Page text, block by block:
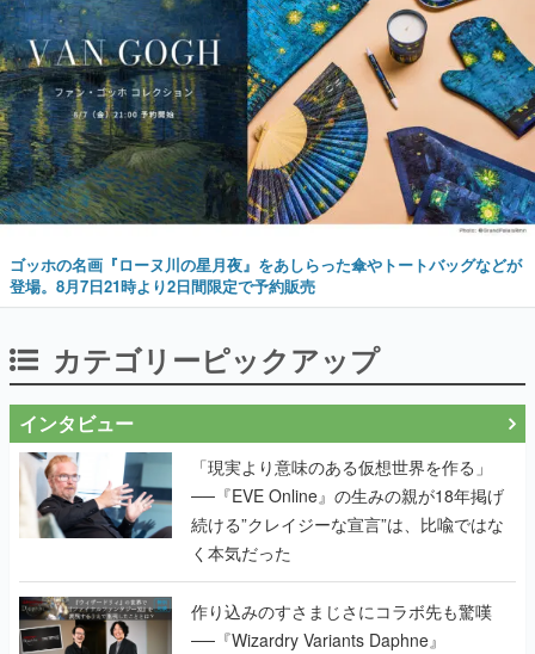
ゴッホの名画『ローヌ川の星月夜』をあしらった傘やトートバッグなどが
登場。8月7日21時より2日間限定で予約販売
カテゴリーピックアップ
インタビュー
「現実より意味のある仮想世界を作る」
──『EVE Online』の生みの親が18年掲げ
続ける”クレイジーな宣言”は、比喩ではな
く本気だった
作り込みのすさまじさにコラボ先も驚嘆
──『Wizardry Variants Daphne』